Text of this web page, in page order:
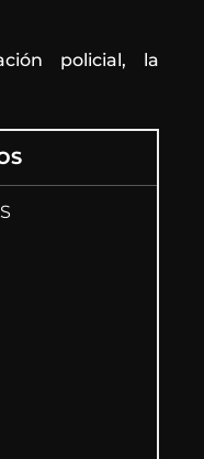
policial, la